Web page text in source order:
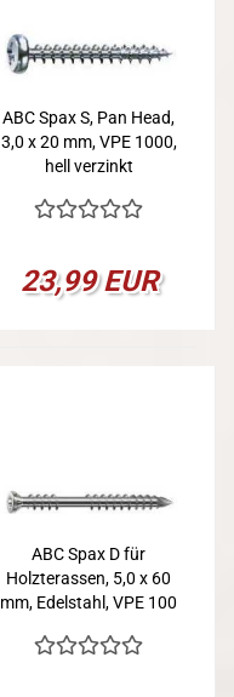
ABC Spax S, Pan Head,
3,0 x 20 mm, VPE 1000,
hell verzinkt
23,99 EUR
ABC Spax D für
Holzterassen, 5,0 x 60
mm, Edelstahl, VPE 100